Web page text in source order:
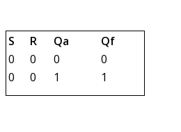
S R Qa
Qf
0
0 0
0
0
0 1 1